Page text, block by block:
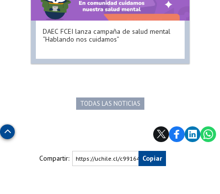
DAEC FCEI lanza campaña de salud mental
“Hablando nos cuidamos”
TODAS LAS NOTICIAS
Subir
Compartir: https://uchile.cl/c99164 Copiar